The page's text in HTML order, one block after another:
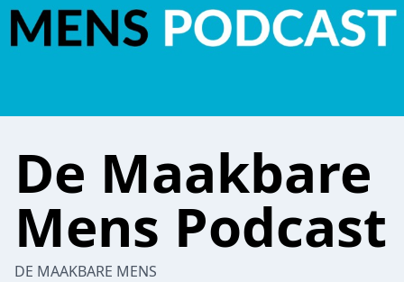
De Maakbare
Mens Podcast
DE MAAKBARE MENS